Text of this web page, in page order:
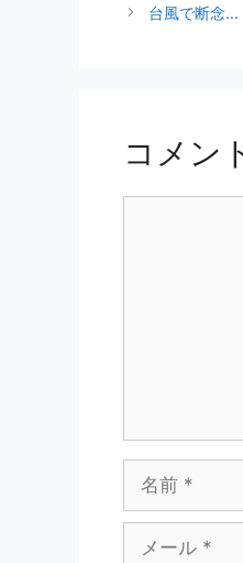
ゴ
台風で断念…
コメン